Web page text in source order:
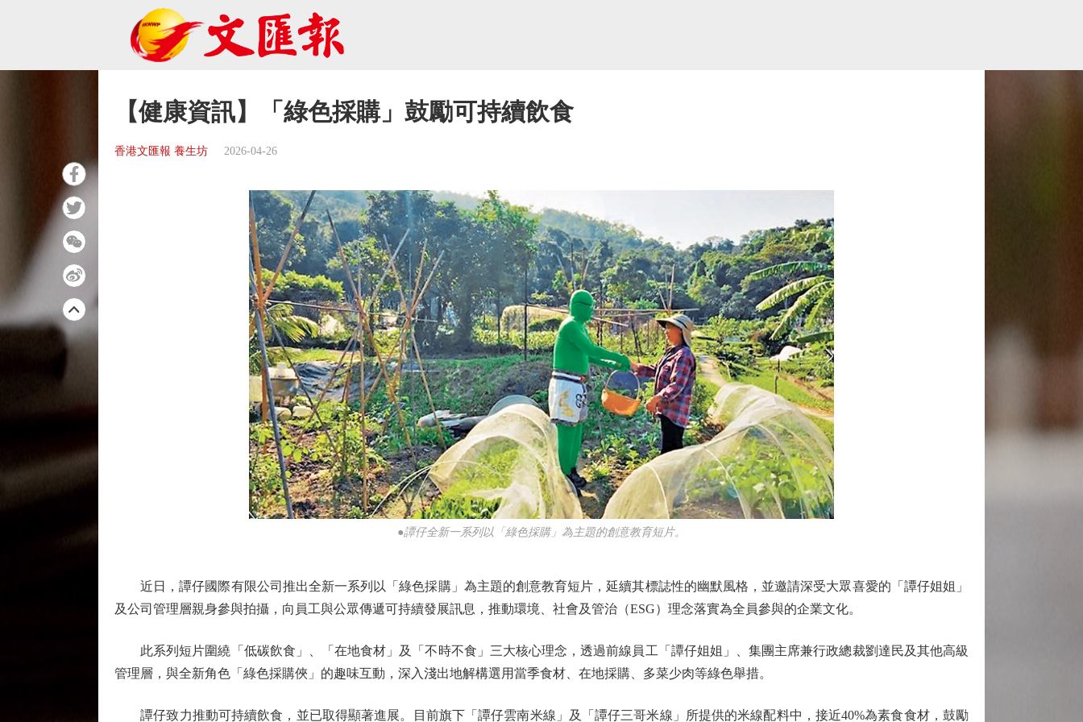
【健康資訊】「綠色採購」鼓勵可持續飲食
香港文匯報 養生坊 2026-04-26
●譚仔全新一系列以「綠色採購」為主題的創意教育短片。
近日，譚仔國際有限公司推出全新一系列以「綠色採購」為主題的創意教育短片，延續其標誌性的幽默風格，並邀請深受大眾喜愛的「譚仔姐姐」
及公司管理層親身參與拍攝，向員工與公眾傳遞可持續發展訊息，推動環境、社會及管治（ESG）理念落實為全員參與的企業文化。
此系列短片圍繞「低碳飲食」、「在地食材」及「不時不食」三大核心理念，透過前線員工「譚仔姐姐」、集團主席兼行政總裁劉達民及其他高級
管理層，與全新角色「綠色採購俠」的趣味互動，深入淺出地解構選用當季食材、在地採購、多菜少肉等綠色舉措。
譚仔致力推動可持續飲食，並已取得顯著進展。目前旗下「譚仔雲南米線」及「譚仔三哥米線」所提供的米線配料中，接近40%為素食食材，鼓勵